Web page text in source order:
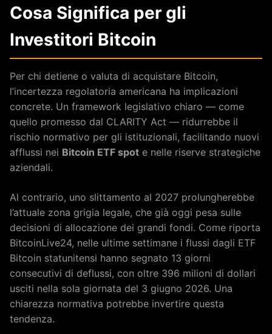
Cosa Significa per gli
Investitori Bitcoin
Per chi detiene o valuta di acquistare Bitcoin,
l’incertezza regolatoria americana ha implicazioni
concrete. Un framework legislativo chiaro — come
quello promesso dal CLARITY Act — ridurrebbe il
rischio normativo per gli istituzionali, facilitando nuovi
afflussi nei Bitcoin ETF spot e nelle riserve strategiche
aziendali.
Al contrario, uno slittamento al 2027 prolungherebbe
l’attuale zona grigia legale, che già oggi pesa sulle
decisioni di allocazione dei grandi fondi. Come riporta
BitcoinLive24, nelle ultime settimane i flussi dagli ETF
Bitcoin statunitensi hanno segnato 13 giorni
consecutivi di deflussi, con oltre 396 milioni di dollari
usciti nella sola giornata del 3 giugno 2026. Una
chiarezza normativa potrebbe invertire questa
tendenza.